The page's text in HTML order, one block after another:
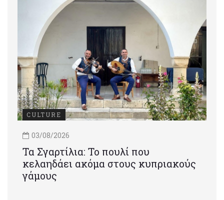
CULTURE
03/08/2026
Τα Σγαρτίλια: Το πουλί που
κελαηδάει ακόμα στους κυπριακούς
γάμους